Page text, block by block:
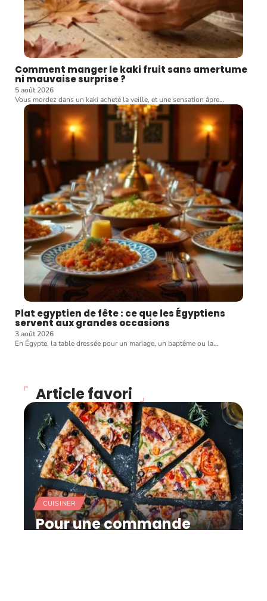
Comment manger le kaki fruit sans amertume
ni mauvaise surprise ?
5 août 2026
Vous mordez dans un kaki acheté la veille, et une sensation âpre…
Plat egyptien de fête : ce que les Égyptiens
servent aux grandes occasions
3 août 2026
En Égypte, la table dressée pour un mariage, un baptême ou la…
Article favori
CUISINER
Pour une commande